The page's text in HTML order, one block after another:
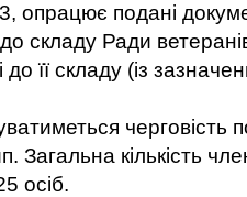
опрацює подані
до складу Ради
її складу (із
черговість
Загальна кількість
осіб.